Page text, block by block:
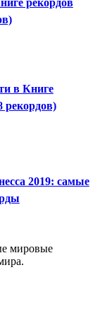
рекордов
в Книге
рекордов)
2019: самые
мировые